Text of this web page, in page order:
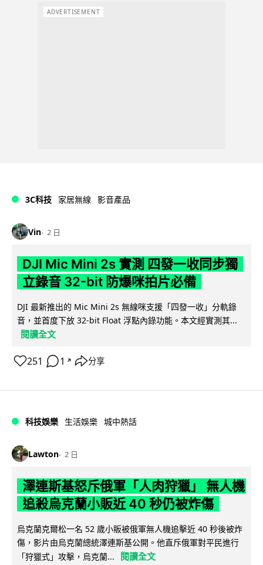
ADVERTISEMENT
3C科技 家居無線 影音產品
Vin 2 日
DJI Mic Mini 2s 實測 四發一收同步獨
立錄音 32-bit 防爆咪拍片必備
DJI 最新推出的 Mic Mini 2s 無線咪支援「四發一收」分軌錄
音，並首度下放 32-bit Float 浮點內錄功能。本文經實測其...
閱讀全文
251 1 ↗ 分享
科技娛樂 生活娛樂 城中熱話
Lawton 2 日
澤連斯基怒斥俄軍「人肉狩獵」 無人機
追殺烏克蘭小販近 40 秒仍被炸傷
烏克蘭克爾松一名 52 歲小販被俄軍無人機追擊近 40 秒後被炸
傷，影片由烏克蘭總統澤連斯基公開。他直斥俄軍對平民進行
「狩獵式」攻擊，烏克蘭...
閱讀全文